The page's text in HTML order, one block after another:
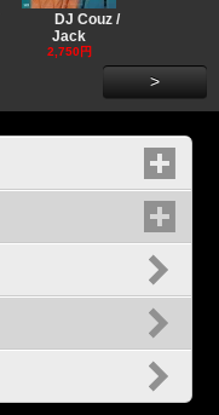
DJ Couz /
Jack
2,750円
>